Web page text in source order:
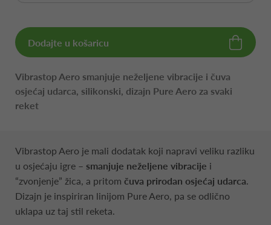
Dodajte u košaricu
Vibrastop Aero smanjuje neželjene vibracije i čuva
osjećaj udarca, silikonski, dizajn Pure Aero za svaki
reket
Vibrastop Aero je mali dodatak koji napravi veliku razliku
u osjećaju igre – smanjuje neželjene vibracije i
“zvonjenje” žica, a pritom čuva prirodan osjećaj udarca.
Dizajn je inspiriran linijom Pure Aero, pa se odlično
uklapa uz taj stil reketa.